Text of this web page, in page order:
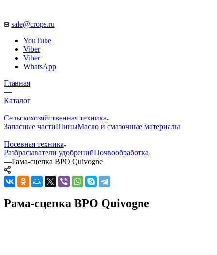
sale@crops.ru
YouTube
Viber
Viber
WhatsApp
Главная
—
Каталог
—
Сельскохозяйственная техника
Запасные частиШиныМасло и смазочные материалы
—
Посевная техника
Разбрасыватели удобренийПочвообработка
—Рама-сцепка ВРО Quivogne
Рама-сцепка ВРО Quivogne